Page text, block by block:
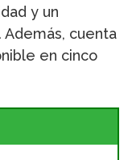
y un
cuenta
en cinco